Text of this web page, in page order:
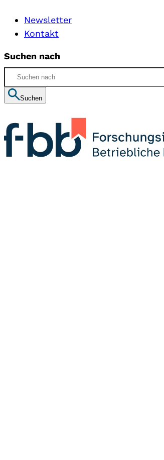
Newsletter
Kontakt
Suchen nach
Suchen